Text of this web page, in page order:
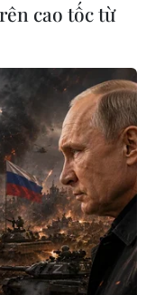
hiện trên
cao tốc từ